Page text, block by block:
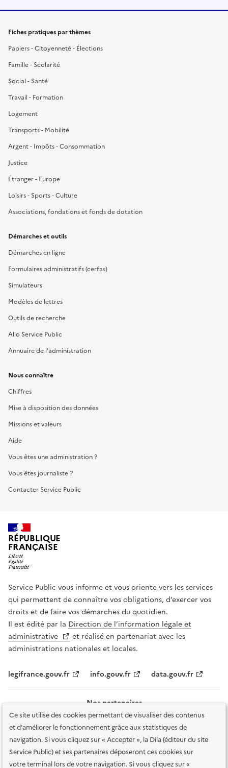
Ce site utilise des cookies permettant de visualiser des contenus
et d'améliorer le fonctionnement grâce aux statistiques de
navigation. Si vous cliquez sur « Accepter », la Dila (éditeur du site
Service Public) et ses partenaires déposeront ces cookies sur
votre terminal lors de votre navigation. Si vous cliquez sur «
Fiches pratiques par thèmes
Papiers - Citoyenneté - Élections
Famille - Scolarité
Social - Santé
Travail - Formation
Logement
Transports - Mobilité
Argent - Impôts - Consommation
Justice
Étranger - Europe
Loisirs - Sports - Culture
Associations, fondations et fonds de dotation
Démarches et outils
Démarches en ligne
Formulaires administratifs (cerfas)
Simulateurs
Modèles de lettres
Outils de recherche
Allo Service Public
Annuaire de l'administration
Nous connaître
Chiffres
Mise à disposition des données
Missions et valeurs
Aide
Vous êtes une administration ?
Vous êtes journaliste ?
Contacter Service Public
RÉPUBLIQUE
FRANÇAISE
Service Public vous informe et vous oriente vers les services
qui permettent de connaître vos obligations, d’exercer vos
droits et de faire vos démarches du quotidien.
Il est édité par la Direction de l’information légale et
administrative
et réalisé en partenariat avec les
administrations nationales et locales.
legifrance.gouv.fr info.gouv.fr data.gouv.fr
Nos partenaires